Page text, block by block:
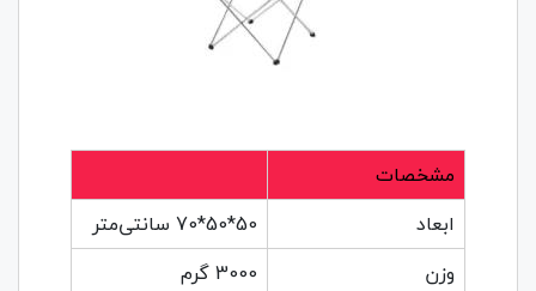
مشخصات
ابعاد
50*50*70 سانتی‌متر
وزن
3000 گرم